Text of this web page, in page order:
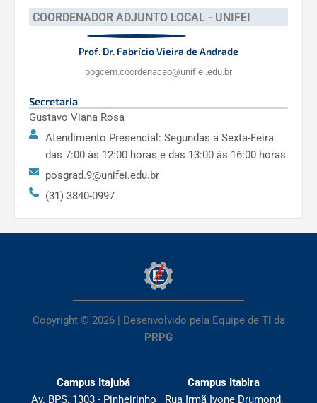
COORDENADOR ADJUNTO LOCAL - UNIFEI
Prof. Dr. Fabrício Vieira de Andrade
ppgcem.coordenacao@unif ei.edu.br
Secretaria
Gustavo Viana Rosa
Atendimento Presencial: Segundas a Sexta-Feira
das 7:00 às 12:00 horas e das 13:00 às 16:00 horas
posgrad.9@unifei.edu.br
(31) 3840-0997
Copyright © 2026 | Desenvolvido pela Equipe de TI da
PRPG
Campus Itajubá
Av. BPS, 1303 - Pinheirinho
Campus Itabira
Rua Irmã Ivone Drumond,